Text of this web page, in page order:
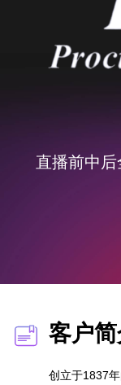
直播前中
客户
创立于1837